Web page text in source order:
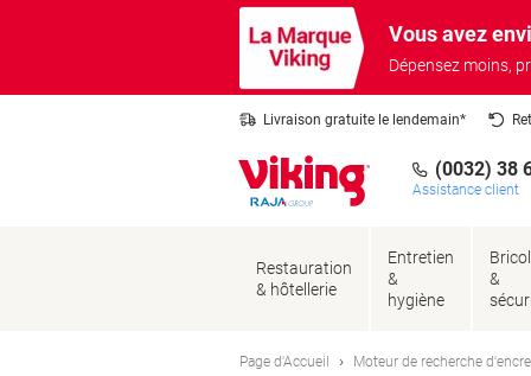
Vous avez
Dépensez moins,
Livraison gratuite le lendemain*
(0032) 38
Assistance client
Restauration
& hôtellerie
Entretien
&
hygiène
&
Page d'Accueil Moteur de recherche